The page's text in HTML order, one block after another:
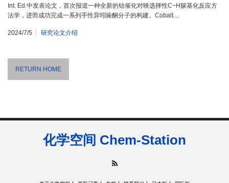
Int. Ed.中发表论文，首次报道一种全新的钴催化对映选择性C−H羰基化反应方
法学，进而成功完成一系列手性异吲哚酮分子的构建。Cobalt…
2024/7/5 研究论文介绍
RETURN HOME
化学空间 Chem-Station